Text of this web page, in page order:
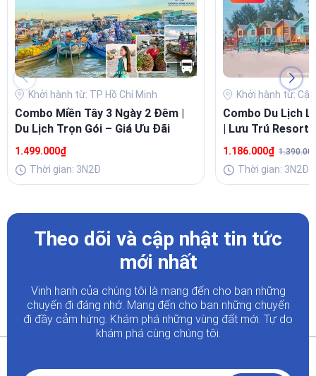
Khởi hành từ: TP Hồ Chí Minh
Combo Miền Tây 3 Ngày 2 Đêm |
Du Lịch Trọn Gói – Giá Ưu Đãi
1.499.000₫
Thời gian: 3N2Đ
Khởi hành từ:
Combo Du Lịch
| Lưu Trú Resort
Buffet Sang
1.186.000₫
Thời gian: 3N2Đ
Theo dõi và cập nhật tin tức
mới nhất
Vinh hạnh của chúng tôi là mang đến cho bạn những
chuyến đi đáng nhớ. Mang đến cho bạn những chuyến
đi đầy cảm hứng. Khám phá những vùng đất mới. Tự do
khám phá cùng chúng tôi.